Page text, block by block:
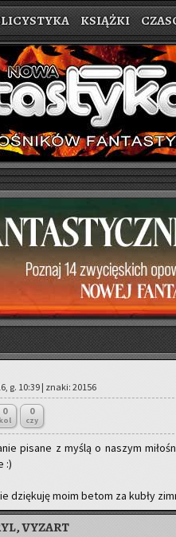
KSIĄŻKI
g. 10:39 | znaki: 20156
0
kol
0
czy
pi­sa­ne z myślą o na­szym
:)
dzię­ku­ję moim betom za kubły
VYZART